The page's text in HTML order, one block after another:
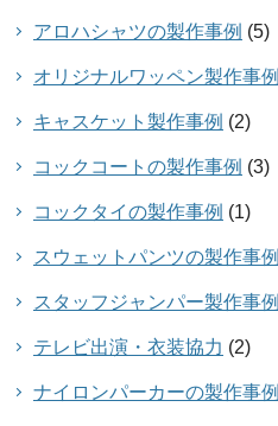
アロハシャツの製作事例 (5)
オリジナルワッペン製作事例
キャスケット製作事例 (2)
コックコートの製作事例 (3)
コックタイの製作事例 (1)
スウェットパンツの製作事例
スタッフジャンパー製作事例
テレビ出演・衣装協力 (2)
ナイロンパーカーの製作事例